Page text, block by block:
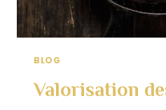
BLOG
Valorisation